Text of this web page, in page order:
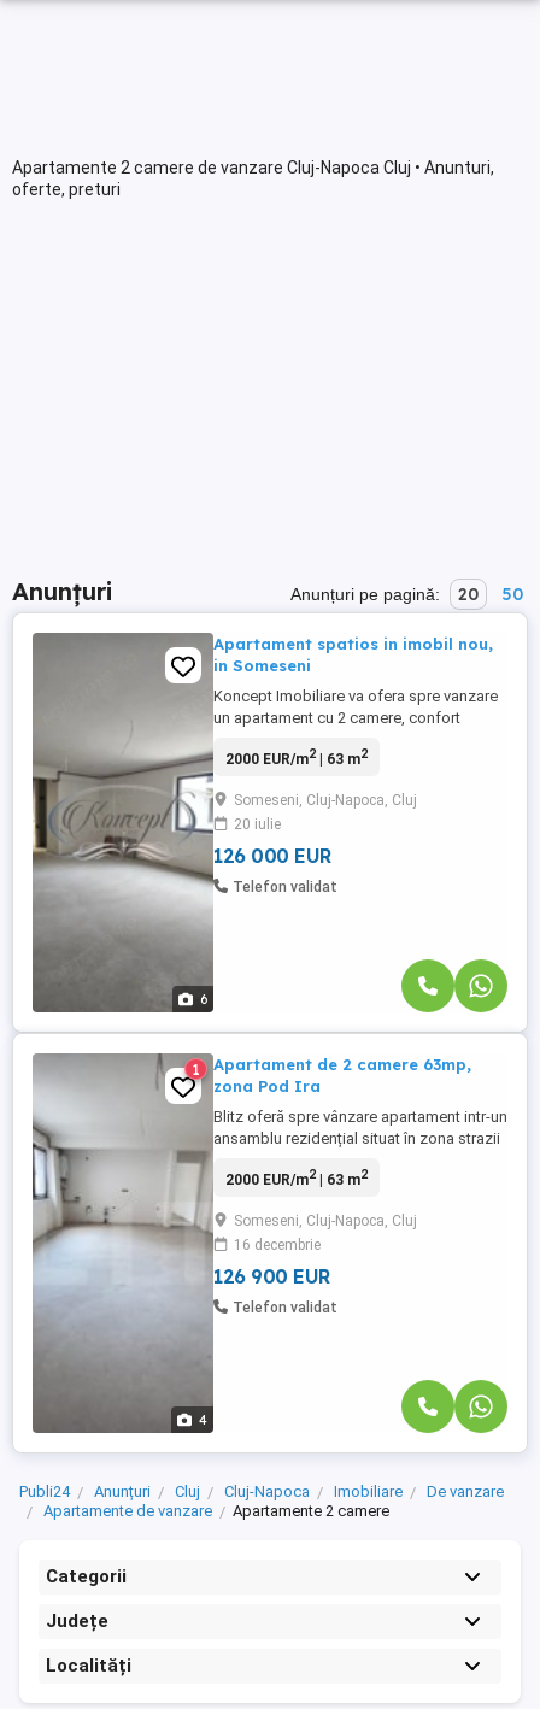
Apartamente 2 camere de vanzare Cluj-Napoca Cluj • Anunturi,
oferte, preturi
Anunțuri Anunțuri pe pagină: 20 50
6
Apartament spatios in imobil nou,
in Someseni
Koncept Imobiliare va ofera spre vanzare
un apartament cu 2 camere, confort
imobil nou cu regim redus de inaltime,
doar 3 etaje si un total de 17 apartamente,
oferind o comunitate restransa si linistita,
ideala ...
2000 EUR/m2| 63 m2
Someseni, Cluj-Napoca, Cluj
20 iulie
126 000 EUR
Telefon validat
4
1
Apartament de 2 camere 63mp,
zona Pod Ira
Blitz oferă spre vânzare apartament intr-un
ansamblu rezidențial situat în zona strazii
privat securizat prin barieră.
stadiul de semifinisat, oferindu-le viitorilor
proprietari posibilitatea de a-și
personaliza locuințele conform ...
2000 EUR/m2| 63 m2
Someseni, Cluj-Napoca, Cluj
16 decembrie
126 900 EUR
Telefon validat
Publi24 Anunțuri Cluj Cluj-Napoca Imobiliare
De vanzare
Apartamente de vanzare
Apartamente 2 camere
Categorii
Județe
Localități